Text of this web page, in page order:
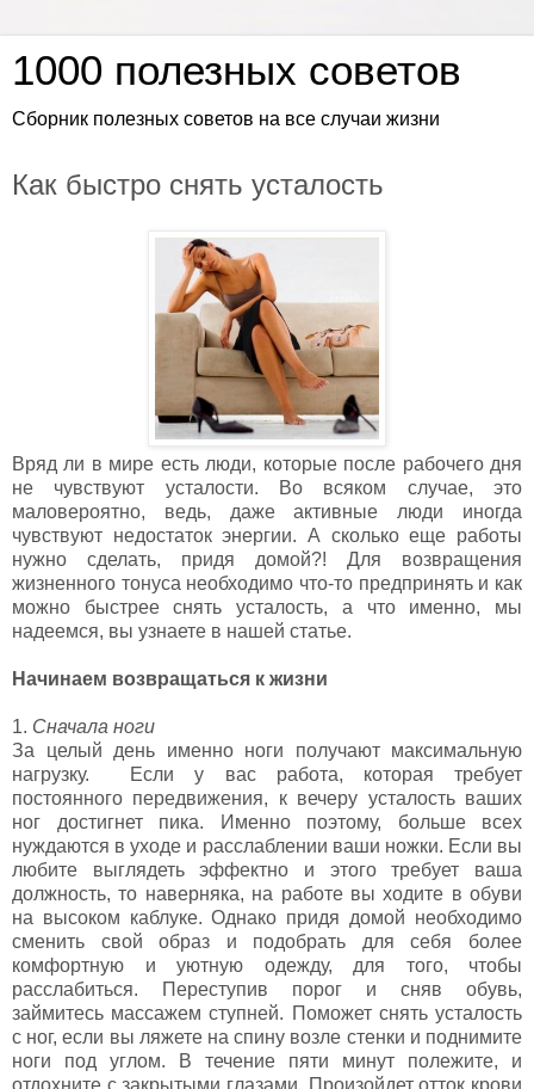
1000 полезных советов
Сборник полезных советов на все случаи жизни
Как быстро снять усталость
Вряд ли в мире есть люди, которые после рабочего дня
не чувствуют усталости. Во всяком случае, это
маловероятно, ведь, даже активные люди иногда
чувствуют недостаток энергии. А сколько еще работы
нужно сделать, придя домой?! Для возвращения
жизненного тонуса необходимо что-то предпринять и как
можно быстрее снять усталость, а что именно, мы
надеемся, вы узнаете в нашей статье.
Начинаем возвращаться к жизни
1. Сначала ноги
За целый день именно ноги получают максимальную
нагрузку. Если у вас работа, которая требует
постоянного передвижения, к вечеру усталость ваших
ног достигнет пика. Именно поэтому, больше всех
нуждаются в уходе и расслаблении ваши ножки. Если вы
любите выглядеть эффектно и этого требует ваша
должность, то наверняка, на работе вы ходите в обуви
на высоком каблуке. Однако придя домой необходимо
сменить свой образ и подобрать для себя более
комфортную и уютную одежду, для того, чтобы
расслабиться. Переступив порог и сняв обувь,
займитесь массажем ступней. Поможет снять усталость
с ног, если вы ляжете на спину возле стенки и поднимите
ноги под углом. В течение пяти минут полежите, и
отдохните с закрытыми глазами. Произойдет отток крови